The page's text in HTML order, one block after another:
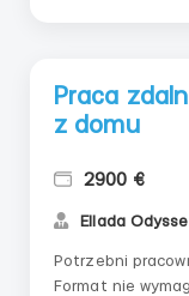
Praca
z domu
2900 €
Ellada
Potrzebni
Format nie